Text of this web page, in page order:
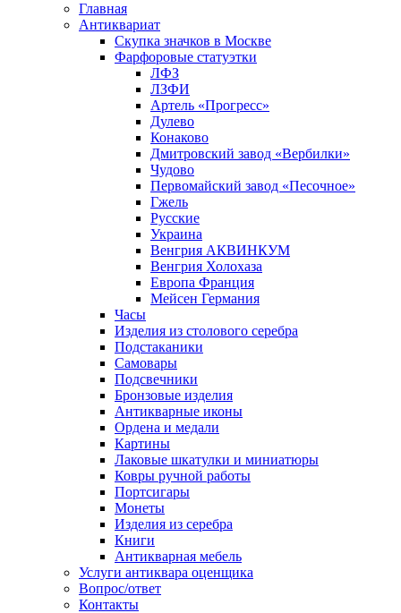
Главная
Антиквариат
Скупка значков в Москве
Фарфоровые статуэтки
ЛФЗ
ЛЗФИ
Артель «Прогресс»
Дулево
Конаково
Дмитровский завод «Вербилки»
Чудово
Первомайский завод «Песочное»
Гжель
Русские
Украина
Венгрия АКВИНКУМ
Венгрия Холохаза
Европа Франция
Мейсен Германия
Часы
Изделия из столового серебра
Подстаканики
Самовары
Подсвечники
Бронзовые изделия
Антикварные иконы
Ордена и медали
Картины
Лаковые шкатулки и миниатюры
Ковры ручной работы
Портсигары
Монеты
Изделия из серебра
Книги
Антикварная мебель
Услуги антиквара оценщика
Вопрос/ответ
Контакты